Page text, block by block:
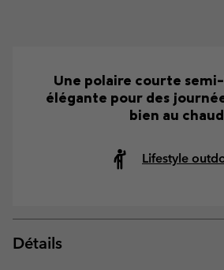
Une polaire courte
élégante pour des
bien au chaud
Lifestyle
Détails